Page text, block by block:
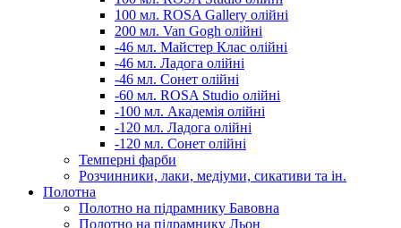
100 мл. ROSA Gallery олійні
200 мл. Van Gogh олійні
-46 мл. Майстер Клас олійні
-46 мл. Ладога олійні
-46 мл. Сонет олійні
-60 мл. ROSA Studio олійні
-100 мл. Академія олійні
-120 мл. Ладога олійні
-120 мл. Сонет олійні
Темперні фарби
Розчинники, лаки, медіуми, сикативи та ін.
Полотна
Полотно на підрамнику Бавовна
Полотно на підрамнику Льон